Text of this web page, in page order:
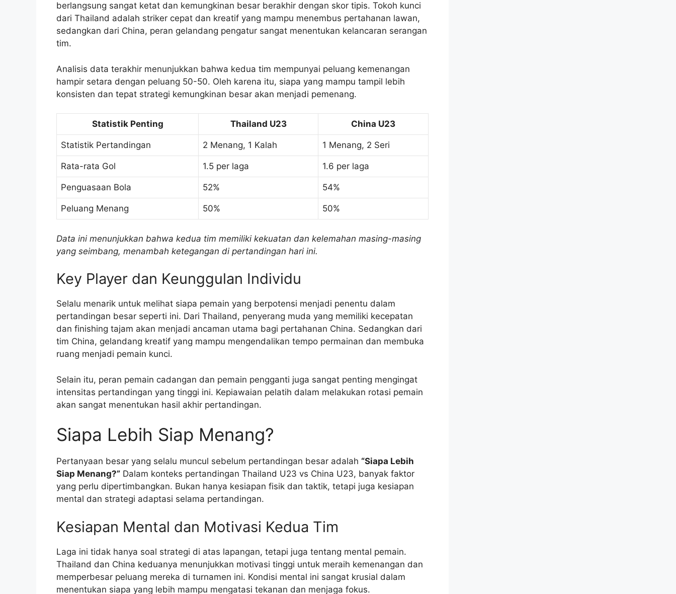
berlangsung sangat ketat dan kemungkinan besar berakhir dengan skor tipis. Tokoh kunci
dari Thailand adalah striker cepat dan kreatif yang mampu menembus pertahanan lawan,
sedangkan dari China, peran gelandang pengatur sangat menentukan kelancaran serangan
tim.
Analisis data terakhir menunjukkan bahwa kedua tim mempunyai peluang kemenangan
hampir setara dengan peluang 50-50. Oleh karena itu, siapa yang mampu tampil lebih
konsisten dan tepat strategi kemungkinan besar akan menjadi pemenang.
Statistik Penting Thailand U23 China U23
Statistik Pertandingan 2 Menang, 1 Kalah 1 Menang, 2 Seri
Rata-rata Gol 1.5 per laga 1.6 per laga
Penguasaan Bola 52% 54%
Peluang Menang 50% 50%
Data ini menunjukkan bahwa kedua tim memiliki kekuatan dan kelemahan masing-masing
yang seimbang, menambah ketegangan di pertandingan hari ini.
Key Player dan Keunggulan Individu
Selalu menarik untuk melihat siapa pemain yang berpotensi menjadi penentu dalam
pertandingan besar seperti ini. Dari Thailand, penyerang muda yang memiliki kecepatan
dan finishing tajam akan menjadi ancaman utama bagi pertahanan China. Sedangkan dari
tim China, gelandang kreatif yang mampu mengendalikan tempo permainan dan membuka
ruang menjadi pemain kunci.
Selain itu, peran pemain cadangan dan pemain pengganti juga sangat penting mengingat
intensitas pertandingan yang tinggi ini. Kepiawaian pelatih dalam melakukan rotasi pemain
akan sangat menentukan hasil akhir pertandingan.
Siapa Lebih Siap Menang?
Pertanyaan besar yang selalu muncul sebelum pertandingan besar adalah “Siapa Lebih
Siap Menang?” Dalam konteks pertandingan Thailand U23 vs China U23, banyak faktor
yang perlu dipertimbangkan. Bukan hanya kesiapan fisik dan taktik, tetapi juga kesiapan
mental dan strategi adaptasi selama pertandingan.
Kesiapan Mental dan Motivasi Kedua Tim
Laga ini tidak hanya soal strategi di atas lapangan, tetapi juga tentang mental pemain.
Thailand dan China keduanya menunjukkan motivasi tinggi untuk meraih kemenangan dan
memperbesar peluang mereka di turnamen ini. Kondisi mental ini sangat krusial dalam
menentukan siapa yang lebih mampu mengatasi tekanan dan menjaga fokus.